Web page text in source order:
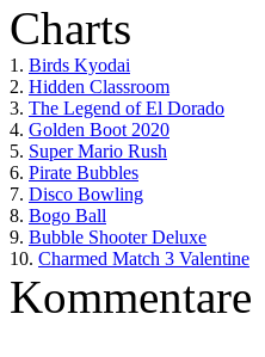
Charts
1. Birds Kyodai
2. Hidden Classroom
3. The Legend of El Dorado
4. Golden Boot 2020
5. Super Mario Rush
6. Pirate Bubbles
7. Disco Bowling
8. Bogo Ball
9. Bubble Shooter Deluxe
10. Charmed Match 3 Valentine
Kommentare